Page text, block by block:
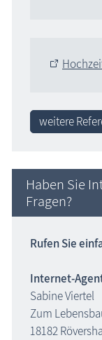
weitere
Haben Sie
Fragen?
Rufen Sie
Internet-
Sabine Viertel
Zum
18182